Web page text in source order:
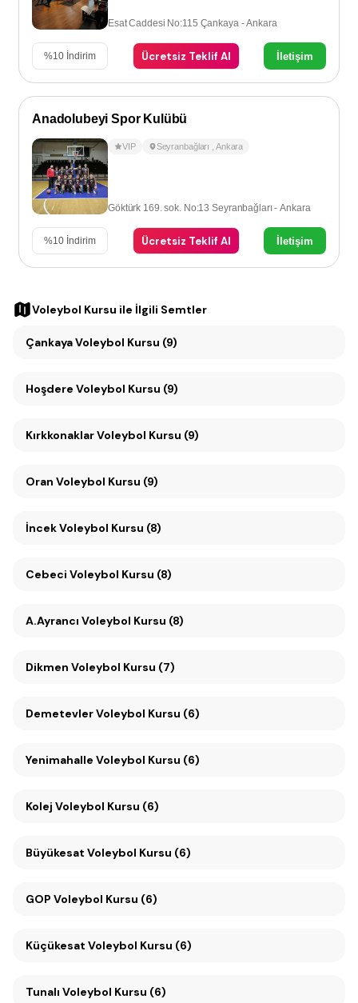
Esat Caddesi No:115 Çankaya - Ankara
%10 İndirim Ücretsiz Teklif Al İletişim
Anadolubeyi Spor Kulübü
VIP Seyranbağları Ankara
Göktürk 169. sok. No:13 Seyranbağları - Ankara
%10 İndirim Ücretsiz Teklif Al İletişim
Voleybol Kursu ile İlgili Semtler
Çankaya Voleybol Kursu (9)
Hoşdere Voleybol Kursu (9)
Kırkkonaklar Voleybol Kursu (9)
Oran Voleybol Kursu (9)
İncek Voleybol Kursu (8)
Cebeci Voleybol Kursu (8)
A.Ayrancı Voleybol Kursu (8)
Dikmen Voleybol Kursu (7)
Demetevler Voleybol Kursu (6)
Yenimahalle Voleybol Kursu (6)
Kolej Voleybol Kursu (6)
Büyükesat Voleybol Kursu (6)
GOP Voleybol Kursu (6)
Küçükesat Voleybol Kursu (6)
Tunalı Voleybol Kursu (6)